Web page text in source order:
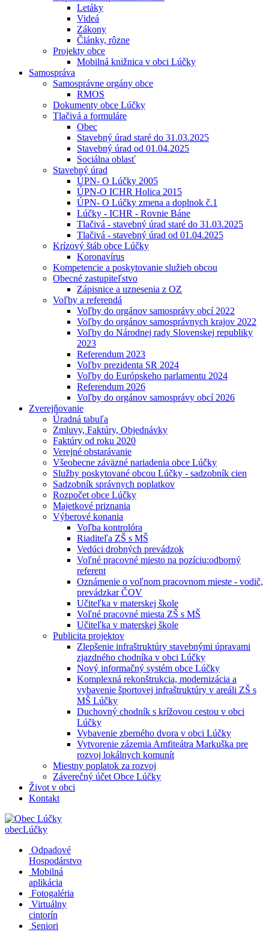
Letáky
Videá
Zákony
Články, rôzne
Projekty obce
Mobilná knižnica v obci Lúčky
Samospráva
Samosprávne orgány obce
RMOS
Dokumenty obce Lúčky
Tlačivá a formuláre
Obec
Stavebný úrad staré do 31.03.2025
Stavebný úrad od 01.04.2025
Sociálna oblasť
Stavebný úrad
ÚPN- O Lúčky 2005
ÚPN-O ICHR Holica 2015
ÚPN- O Lúčky zmena a doplnok č.1
Lúčky - ICHR - Rovnie Báne
Tlačivá - stavebný úrad staré do 31.03.2025
Tlačivá - stavebný úrad od 01.04.2025
Krízový štáb obce Lúčky
Koronavírus
Kompetencie a poskytovanie služieb obcou
Obecné zastupiteľstvo
Zápisnice a uznesenia z OZ
Voľby a referendá
Voľby do orgánov samosprávy obcí 2022
Voľby do orgánov samosprávnych krajov 2022
Voľby do Národnej rady Slovenskej republiky
2023
Referendum 2023
Voľby prezidenta SR 2024
Voľby do Európskeho parlamentu 2024
Referendum 2026
Voľby do orgánov samosprávy obcí 2026
Zverejňovanie
Úradná tabuľa
Zmluvy, Faktúry, Objednávky
Faktúry od roku 2020
Verejné obstarávanie
Všeobecne záväzné nariadenia obce Lúčky
Služby poskytované obcou Lúčky - sadzobník cien
Sadzobník správnych poplatkov
Rozpočet obce Lúčky
Majetkové priznania
Výberové konania
Voľba kontrolóra
Riaditeľa ZŠ s MŠ
Vedúci drobných prevádzok
Voľné pracovné miesto na pozíciu:odborný
referent
Oznámenie o voľnom pracovnom mieste - vodič,
prevádzkar ČOV
Učiteľka v materskej škole
Voľné pracovné miesta ZŠ s MŠ
Učiteľka v materskej škole
Publicita projektov
Zlepšenie infraštruktúry stavebnými úpravami
zjazdného chodníka v obci Lúčky
Nový informačný systém obce Lúčky
Komplexná rekonštrukcia, modernizácia a
vybavenie športovej infraštruktúry v areáli ZŠ s
MŠ Lúčky
Duchovný chodník s krížovou cestou v obci
Lúčky
Vybavenie zberného dvora v obci Lúčky
Vytvorenie zázemia Amfiteátra Markuška pre
rozvoj lokálnych komunít
Miestny poplatok za rozvoj
Záverečný účet Obce Lúčky
Život v obci
Kontakt
obecLúčky
Odpadové
Hospodárstvo
Mobilná
aplikácia
Fotogaléria
Virtuálny
cintorín
Seniori